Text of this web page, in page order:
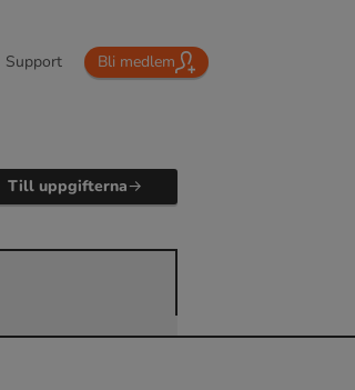
Support Bli medlem
Till uppgifterna